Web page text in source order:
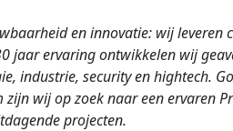
en innovatie: wij leveren
jaar ervaring ontwikkelen wij
industrie, security en hightech.
wij op zoek naar een ervaren
projecten.